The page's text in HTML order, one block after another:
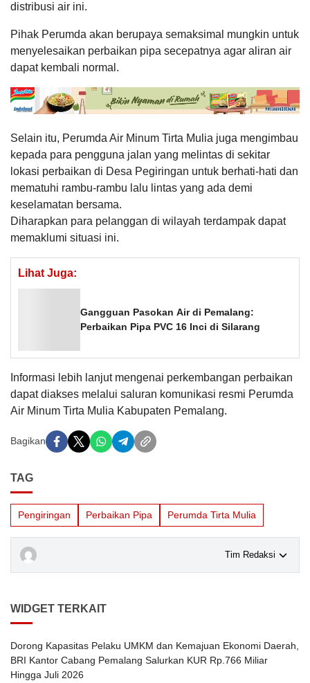
distribusi air ini.
Pihak Perumda akan berupaya semaksimal mungkin untuk
menyelesaikan perbaikan pipa secepatnya agar aliran air
dapat kembali normal.
Selain itu, Perumda Air Minum Tirta Mulia juga mengimbau
kepada para pengguna jalan yang melintas di sekitar
lokasi perbaikan di Desa Pegiringan untuk berhati-hati dan
mematuhi rambu-rambu lalu lintas yang ada demi
keselamatan bersama.
Diharapkan para pelanggan di wilayah terdampak dapat
memaklumi situasi ini.
Lihat Juga:
Gangguan Pasokan Air di Pemalang:
Perbaikan Pipa PVC 16 Inci di Silarang
Informasi lebih lanjut mengenai perkembangan perbaikan
dapat diakses melalui saluran komunikasi resmi Perumda
Air Minum Tirta Mulia Kabupaten Pemalang.
Bagikan
TAG
Pengiringan Perbaikan Pipa Perumda Tirta Mulia
Tim Redaksi
WIDGET TERKAIT
Dorong Kapasitas Pelaku UMKM dan Kemajuan Ekonomi Daerah,
BRI Kantor Cabang Pemalang Salurkan KUR Rp.766 Miliar
Hingga Juli 2026